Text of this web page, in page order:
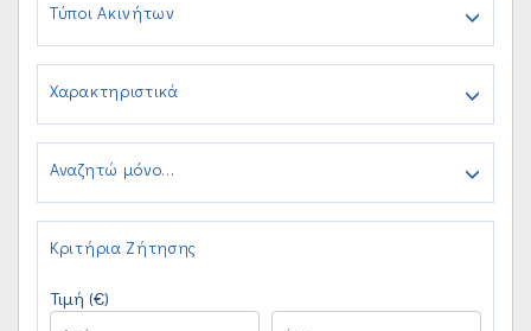
Τύποι Ακινήτων
Χαρακτηριστικά
Αναζητώ μόνο...
Κριτήρια Ζήτησης
Τιμή (€)